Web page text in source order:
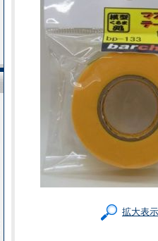
拡大表示